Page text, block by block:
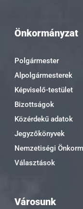
Önkormányzat
Polgármester
Alpolgármesterek
Képviselő-testület
Bizottságok
Közérdekű adatok
Jegyzőkönyvek
Nemzetiségi
Választások
Városunk